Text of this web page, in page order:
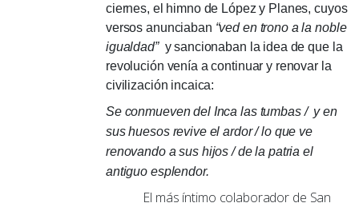
ciernes, el himno de López y Planes, cuyos
versos anunciaban “ved en trono a la noble
igualdad”y sancionaban la idea de que la
revolución venía a continuar y renovar la
civilización incaica:
Se conmueven del Inca las tumbas / y en
sus huesos revive el ardor /lo que ve
renovando a sus hijos /de la patria el
antiguo esplendor.
El más íntimo colaborador de San